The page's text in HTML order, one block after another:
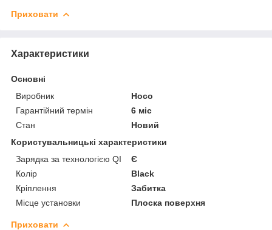
Приховати
Характеристики
Основні
Виробник
Hoco
Гарантійний термін
6 міс
Стан
Новий
Користувальницькі характеристики
Зарядка за технологією QI
Є
Колір
Black
Кріплення
Забитка
Місце установки
Плоска поверхня
Приховати